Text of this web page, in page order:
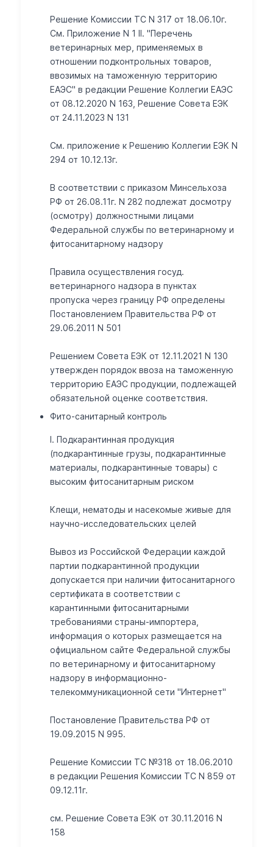
Решение Комиссии ТС N 317 от 18.06.10г.
См. Приложение N 1 II. "Перечень
ветеринарных мер, применяемых в
отношении подконтрольных товаров,
ввозимых на таможенную территорию
ЕАЭС" в редакции Решение Коллегии ЕАЭС
от 08.12.2020 N 163, Решение Совета ЕЭК
от 24.11.2023 N 131
Cм. приложение к Решению Коллегии ЕЭК N
294 от 10.12.13г.
В соответствии с приказом Минсельхоза
РФ от 26.08.11г. N 282 подлежат досмотру
(осмотру) должностными лицами
Федеральной службы по ветеринарному и
фитосанитарному надзору
Правила осуществления госуд.
ветеринарного надзора в пунктах
пропуска через границу РФ определены
Постановлением Правительства РФ от
29.06.2011 N 501
Решением Совета ЕЭК от 12.11.2021 N 130
утвержден порядок ввоза на таможенную
территорию ЕАЭС продукции, подлежащей
обязательной оценке соответствия.
Фито-санитарный контроль
I. Подкарантинная продукция
(подкарантинные грузы, подкарантинные
материалы, подкарантинные товары) с
высоким фитосанитарным риском
Клещи, нематоды и насекомые живые для
научно-исследовательских целей
Вывоз из Российской Федерации каждой
партии подкарантинной продукции
допускается при наличии фитосанитарного
сертификата в соответствии с
карантинными фитосанитарными
требованиями страны-импортера,
информация о которых размещается на
официальном сайте Федеральной службы
по ветеринарному и фитосанитарному
надзору в информационно-
телекоммуникационной сети "Интернет"
Постановление Правительства РФ от
19.09.2015 N 995.
Решение Комиссии ТС №318 от 18.06.2010
в редакции Решения Комиссии ТС N 859 от
09.12.11г.
см. Решение Совета ЕЭК от 30.11.2016 N
158